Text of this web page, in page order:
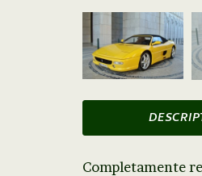
Completamente